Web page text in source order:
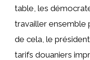
table, les
travailler ensemble
de cela, le
tarifs douaniers